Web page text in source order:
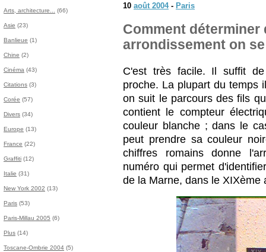
Arts, architecture... (66)
Asie (23)
Banlieue (1)
Chine (2)
Cinéma (43)
Citations (3)
Corée (57)
Divers (34)
Europe (13)
France (22)
Graffiti (12)
Italie (31)
New York 2002 (13)
Paris (53)
Paris-Millau 2005 (6)
Plus (14)
Toscane-Ombrie 2004 (5)
10 août 2004- Paris
Comment déterminer
arrondissement on
C'est très facile. Il suffit
proche. La plupart du temps
on suit le parcours des fils
contient le compteur
couleur blanche ; dans le
peut prendre sa couleur
chiffres romains donne
numéro qui permet
de la Marne, dans le XIXème